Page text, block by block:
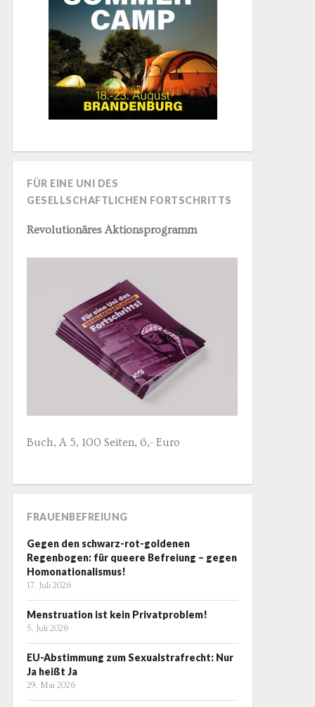
FÜR EINE UNI DES
GESELLSCHAFTLICHEN FORTSCHRITTS
Revolutionäres Aktionsprogramm
Buch, A 5, 100 Seiten, 6,- Euro
FRAUENBEFREIUNG
Gegen den schwarz-rot-goldenen
Regenbogen: für queere Befreiung – gegen
Homonationalismus!
17. Juli 2026
Menstruation ist kein Privatproblem!
5. Juli 2026
EU-Abstimmung zum Sexualstrafrecht: Nur
Ja heißt Ja
29. Mai 2026